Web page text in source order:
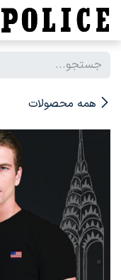
صرف نظر و مشاهده محتوا
همه محصولات